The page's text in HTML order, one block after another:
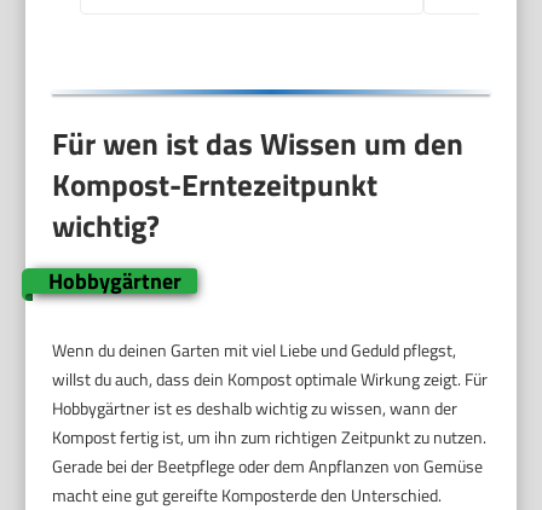
Für wen ist das Wissen um den
Kompost-Erntezeitpunkt
wichtig?
Hobbygärtner
Wenn du deinen Garten mit viel Liebe und Geduld pflegst,
willst du auch, dass dein Kompost optimale Wirkung zeigt. Für
Hobbygärtner ist es deshalb wichtig zu wissen, wann der
Kompost fertig ist, um ihn zum richtigen Zeitpunkt zu nutzen.
Gerade bei der Beetpflege oder dem Anpflanzen von Gemüse
macht eine gut gereifte Komposterde den Unterschied.